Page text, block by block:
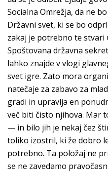
Socialna Omrežja, da ne
Državni svet, ki se bo
zakaj je potrebno te stvari
Spoštovana državna
lahko znajde v vlogi
svet igre. Zato mora
natečaje za zabavo za
gradi in upravlja en
več biti čisto njihova. Mar
— in bilo jih je nekaj čez
toliko izostril, ki že dobro
potrebno. Ta položaj ne
se ne zavedamo